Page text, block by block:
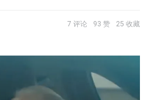
7 评论 93 赞 25 收藏